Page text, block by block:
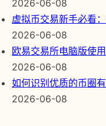
2026-06-08
虚拟币交易新手必看
2026-06-08
欧易交易所电脑版使
2026-06-08
如何识别优质的币圈
2026-06-08